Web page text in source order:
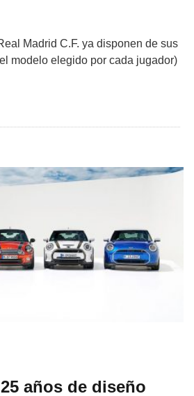
Madrid C.F. ya disponen de sus
modelo elegido por cada jugador)
años de diseño